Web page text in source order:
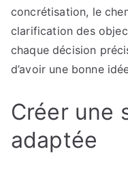
concrétisation, le
clarification des
chaque décision
d’avoir une bonne
Créer une
adaptée